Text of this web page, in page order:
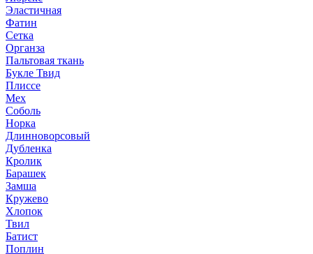
Эластичная
Фатин
Сетка
Органза
Пальтовая ткань
Букле Твид
Плиссе
Мех
Соболь
Норка
Длинноворсовый
Дубленка
Кролик
Барашек
Замша
Кружево
Хлопок
Твил
Батист
Поплин